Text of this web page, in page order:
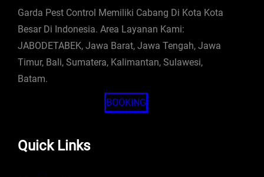
Garda Pest Control Memiliki Cabang Di Kota Kota
Besar Di Indonesia. Area Layanan Kami:
JABODETABEK, Jawa Barat, Jawa Tengah, Jawa
Timur, Bali, Sumatera, Kalimantan, Sulawesi,
Batam.
BOOKING
Quick Links